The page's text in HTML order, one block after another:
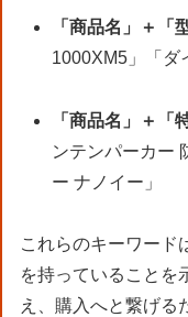
「商品名」＋「
1000XM5」「ダ
「商品名」＋「
ンテンパーカー
ー ナノイー」
これらのキーワード
を持っていることを
え、購入へと繋げる